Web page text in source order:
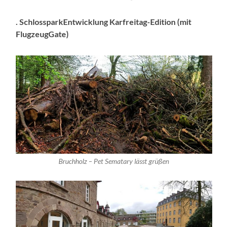
. SchlossparkEntwicklung Karfreitag-Edition (mit
FlugzeugGate)
Bruchholz – Pet Sematary lässt grüßen